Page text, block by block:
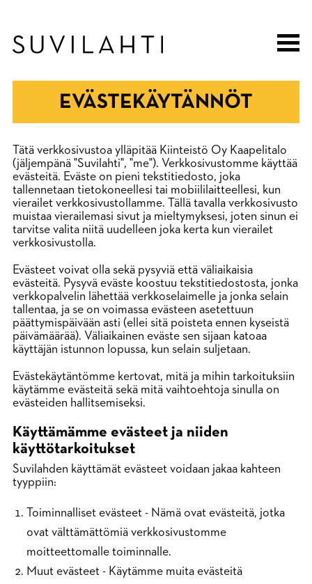
EVÄSTEKÄYTÄNNÖT
Tätä verkkosivustoa ylläpitää Kiinteistö Oy Kaapelitalo
(jäljempänä "Suvilahti", "me"). Verkkosivustomme käyttää
evästeitä. Eväste on pieni tekstitiedosto, joka
tallennetaan tietokoneellesi tai mobiililaitteellesi, kun
vierailet verkkosivustollamme. Tällä tavalla verkkosivusto
muistaa vierailemasi sivut ja mieltymyksesi, joten sinun ei
tarvitse valita niitä uudelleen joka kerta kun vierailet
verkkosivustolla.
Evästeet voivat olla sekä pysyviä että väliaikaisia
evästeitä. Pysyvä eväste koostuu tekstitiedostosta, jonka
verkkopalvelin lähettää verkkoselaimelle ja jonka selain
tallentaa, ja se on voimassa evästeen asetettuun
päättymispäivään asti (ellei sitä poisteta ennen kyseistä
päivämäärää). Väliaikainen eväste sen sijaan katoaa
käyttäjän istunnon lopussa, kun selain suljetaan.
Evästekäytäntömme kertovat, mitä ja mihin tarkoituksiin
käytämme evästeitä sekä mitä vaihtoehtoja sinulla on
evästeiden hallitsemiseksi.
Käyttämämme evästeet ja niiden
käyttötarkoitukset
Suvilahden käyttämät evästeet voidaan jakaa kahteen
tyyppiin:
Toiminnalliset evästeet - Nämä ovat evästeitä, jotka
ovat välttämättömiä verkkosivustomme
moitteettomalle toiminnalle.
Muut evästeet - Käytämme muita evästeitä